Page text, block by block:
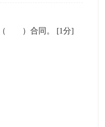
（ ）合同。 [1分]